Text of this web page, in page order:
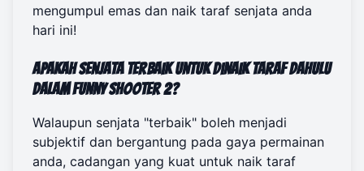
mengumpul emas dan naik taraf senjata anda
hari ini!
Apakah senjata terbaik untuk dinaik taraf dahulu
dalam Funny Shooter 2?
Walaupun senjata "terbaik" boleh menjadi
subjektif dan bergantung pada gaya permainan
anda, cadangan yang kuat untuk naik taraf